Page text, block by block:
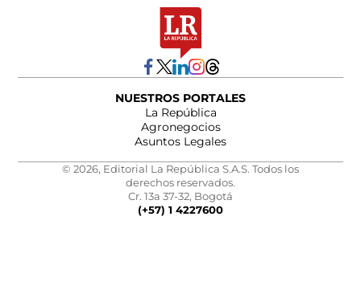
NUESTROS PORTALES
La República
Agronegocios
Asuntos Legales
© 2026, Editorial La República S.A.S. Todos los
derechos reservados.
Cr. 13a 37-32, Bogotá
(+57) 1 4227600